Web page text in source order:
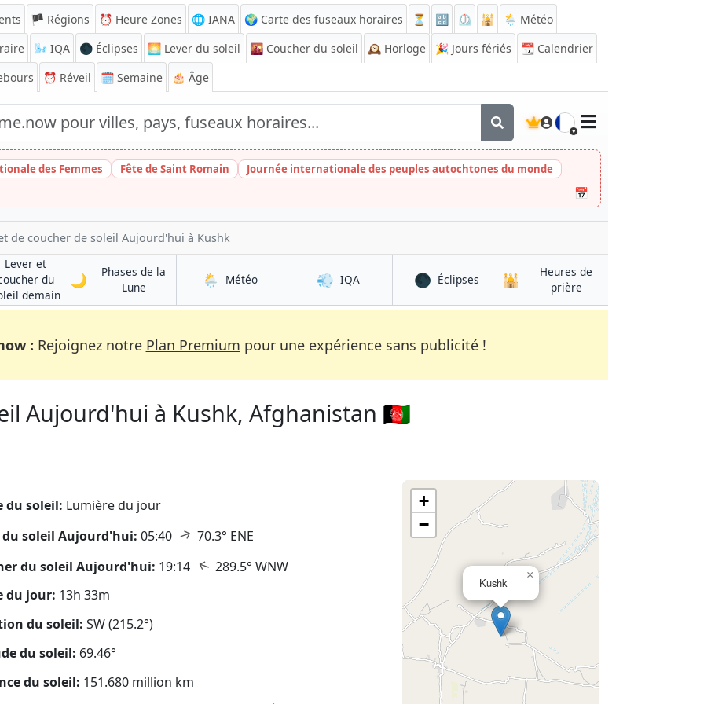
🏴 Régions ⏰ Heure Zones 🌐 IANA 🌍 Carte des fuseaux horaires ⏳ 🔡 ⏲️ 🕌
🌦️ Météo
🌬️ IQA 🌑 Éclipses 🌅 Lever du soleil 🌇 Coucher du soleil 🕰️ Horloge 🎉 Jours fériés 📆 Calendrier
⏰ Réveil 🗓️ Semaine 🎂 Âge
🇫🇷
des Femmes Fête de Saint Romain
Journée internationale des peuples autochtones du monde
📅
de coucher de soleil Aujourd'hui à Kushk
Lever et
du
demainà Kushk
🌙
Phases de la
Luneà Kushk 🌦️ Météoà Kushk 💨 IQAà Kushk 🌑 Éclipsesà Kushk
🕌
Heures de
prièreà Kushk
: Rejoignez notre Plan Premium pour une expérience sans publicité !
Aujourd'hui à Kushk, Afghanistan 🇦🇫
du soleil: Lumière du jour
du soleil Aujourd'hui: 05:40 ↑ 70.3° ENE
du soleil Aujourd'hui: 19:14 ↑ 289.5° WNW
du jour: 13h 33m
du soleil: SW (215.2°)
du soleil: 69.46°
du soleil: 151.680 million km
Kushk
×
+
−